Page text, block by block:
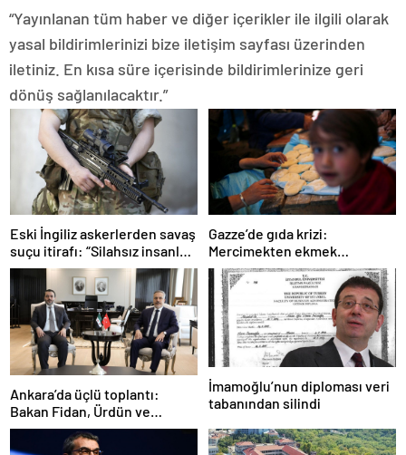
“Yayınlanan tüm haber ve diğer içerikler ile ilgili olarak
yasal bildirimlerinizi bize iletişim sayfası üzerinden
iletiniz. En kısa süre içerisinde bildirimlerinize geri
dönüş sağlanılacaktır.”
Eski İngiliz askerlerden savaş
suçu itirafı: “Silahsız insanları
uykuda öldürdüler”
Gazze’de gıda krizi:
Mercimekten ekmek
yapıyorlar
Ankara’da üçlü toplantı:
Bakan Fidan, Ürdün ve
Suriyeli mevkidaşlarıyla
görüştü
İmamoğlu’nun diploması veri
tabanından silindi